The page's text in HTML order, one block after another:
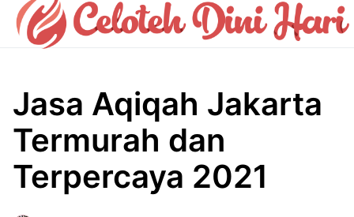
Jasa Aqiqah Jakarta
Termurah dan
Terpercaya 2021